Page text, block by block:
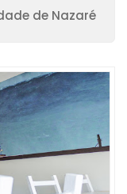
de Nazaré